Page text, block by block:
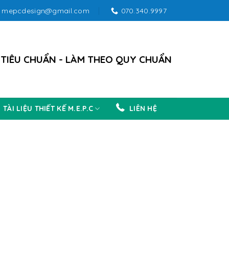
mepcdesign@gmail.com 070.340.9997
CHUẨN - LÀM THEO QUY CHUẨN
TÀI LIỆU THIẾT KẾ M.E.P.C LIÊN HỆ